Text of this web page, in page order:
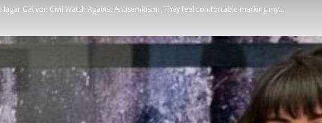
ONLINE
Hagar Gal von Civil Watch Against Antisemitism: „They feel comfortable marking my...